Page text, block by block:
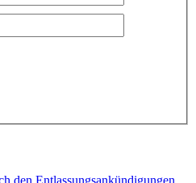
den Entlassungsankündigungen